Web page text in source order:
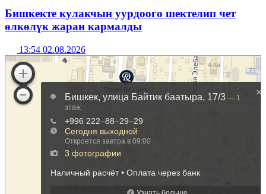
Бишкекте кулакчын уурдоого шектелип чет
өлкөлүк жаран кармалды
13:54 02.08.2026